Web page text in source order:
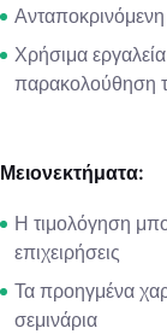
Χρήσιμα
παρακολούθηση
Μειονεκτήματα:
Η τιμολόγηση
επιχειρήσεις
Τα προηγμένα
σεμινάρια